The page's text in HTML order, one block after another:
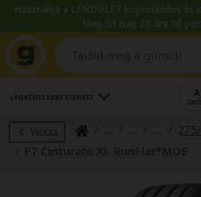
Használja a LENDÜLET kuponkódot
Még 53 nap 21 óra 08
LEGKÖZELEBBI SZERVIZ
Vissza